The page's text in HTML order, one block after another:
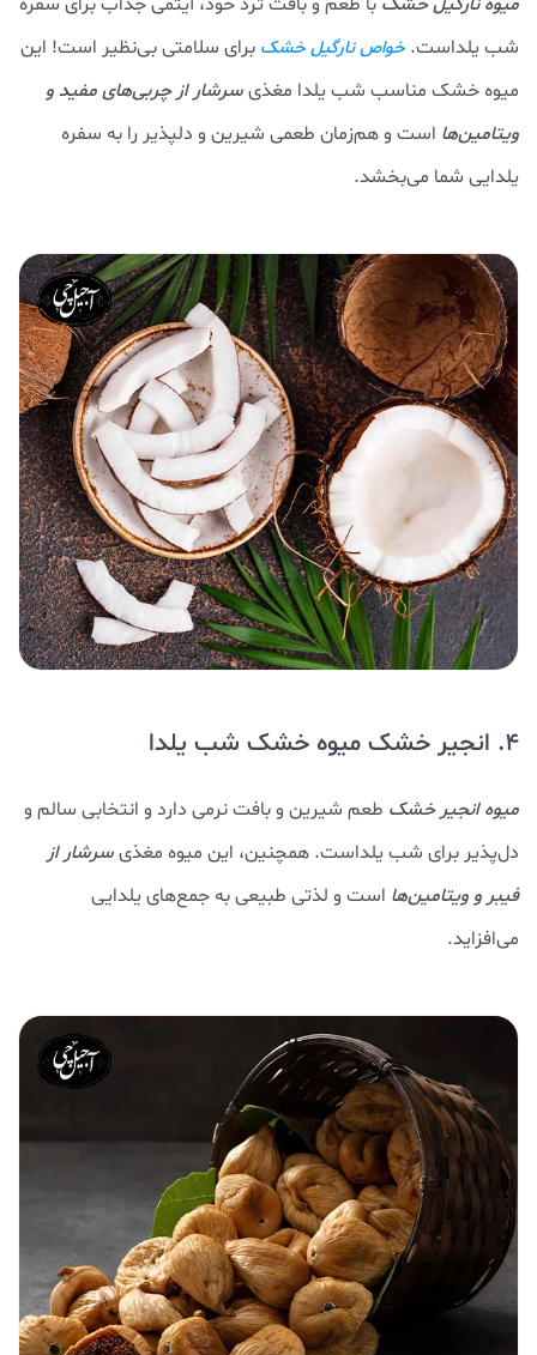
شب یلداست. خواص نارگیل خشک برای سلامتی بی‌نظیر است! این
میوه خشک مناسب شب یلدا مغذیسرشار از چربی‌های مفید و
ویتامین‌ها است و هم‌زمان طعمی شیرین و دلپذیر را به سفره
یلدایی شما می‌بخشد.
4. انجیر خشک میوه خشک شب یلدا
میوه انجیر خشک طعم شیرین و بافت نرمی دارد و انتخابی سالم و
دل‌پذیر برای شب یلداست. همچنین، این میوه مغذیسرشار از
فیبر و ویتامین‌ها است و لذتی طبیعی به جمع‌های یلدایی
می‌افزاید.